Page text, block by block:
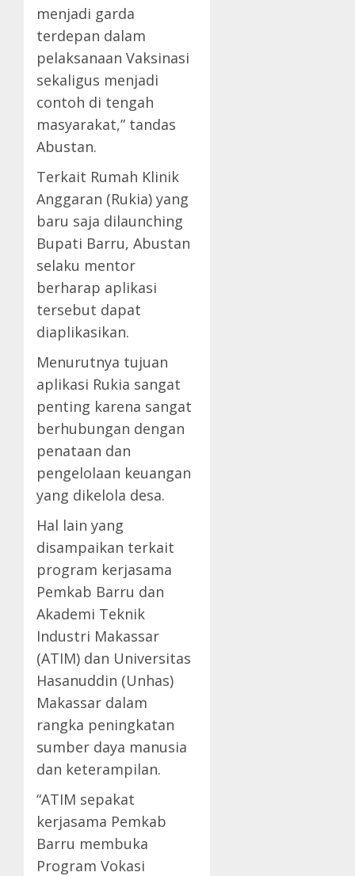
menjadi garda
terdepan dalam
pelaksanaan Vaksinasi
sekaligus menjadi
contoh di tengah
masyarakat,” tandas
Abustan.
Terkait Rumah Klinik
Anggaran (Rukia) yang
baru saja dilaunching
Bupati Barru, Abustan
selaku mentor
berharap aplikasi
tersebut dapat
diaplikasikan.
Menurutnya tujuan
aplikasi Rukia sangat
penting karena sangat
berhubungan dengan
penataan dan
pengelolaan keuangan
yang dikelola desa.
Hal lain yang
disampaikan terkait
program kerjasama
Pemkab Barru dan
Akademi Teknik
Industri Makassar
(ATIM) dan Universitas
Hasanuddin (Unhas)
Makassar dalam
rangka peningkatan
sumber daya manusia
dan keterampilan.
“ATIM sepakat
kerjasama Pemkab
Barru membuka
Program Vokasi